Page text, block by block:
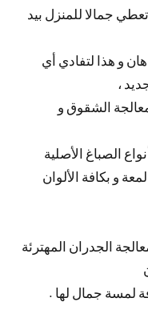
جمالا للمنزل بيد
و هذا لتفادي أي
،
الشقوق و
الصباغ الأصلية
و بكافة الألوان
الجدران المهترئة
لمسة جمال لها .